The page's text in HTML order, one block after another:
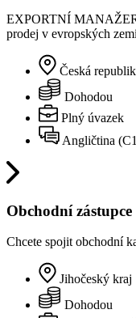
EXPORTNÍ MANAŽER
prodej v evropských
Česká
Dohodou
Plný úvazek
Angličtina
Obchodní zástupce
Chcete spojit obchodní
Jihočeský kraj
Dohodou